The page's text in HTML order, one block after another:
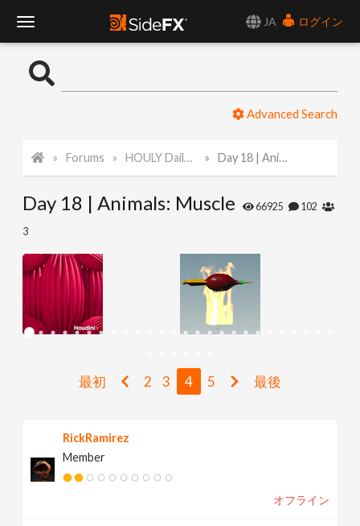
JA
ログイン
o
l
Advanced Search
Forums HOULY Daily Challenge Day 18 | Animals: Muscle
Day 18 | Animals: Muscle 66925 102
3
最初 2 3 4 5 最後
RickRamirez
Member
オフライン